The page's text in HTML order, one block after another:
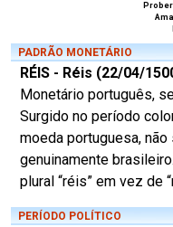
Prober
PADRÃO MONETÁRIO
RÉIS - Réis (22/04/
Monetário português,
Surgido no período
moeda portuguesa,
genuinamente
plural “réis” em vez de
PERÍODO POLÍTICO